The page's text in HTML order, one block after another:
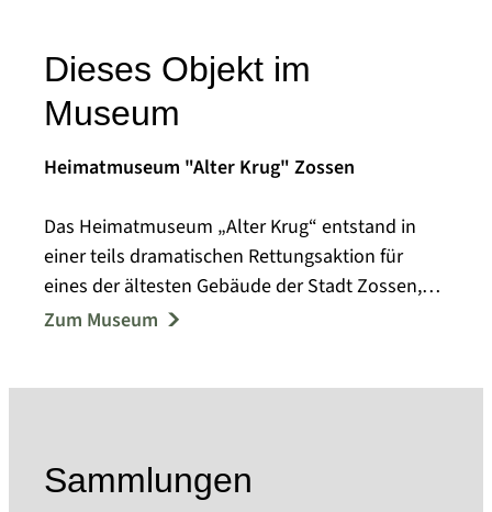
Dieses Objekt im
Museum
Heimatmuseum "Alter Krug" Zossen
Das Heimatmuseum „Alter Krug“ entstand in
einer teils dramatischen Rettungsaktion für
eines der ältesten Gebäude der Stadt Zossen,
die bis Anfang der achtziger Jahre des
denkmalgerechten Rekonstruktion zu Beginn
der neunziger Jahre, konnte der „Alter Krug“ als
Zum Museum
Sammlungen